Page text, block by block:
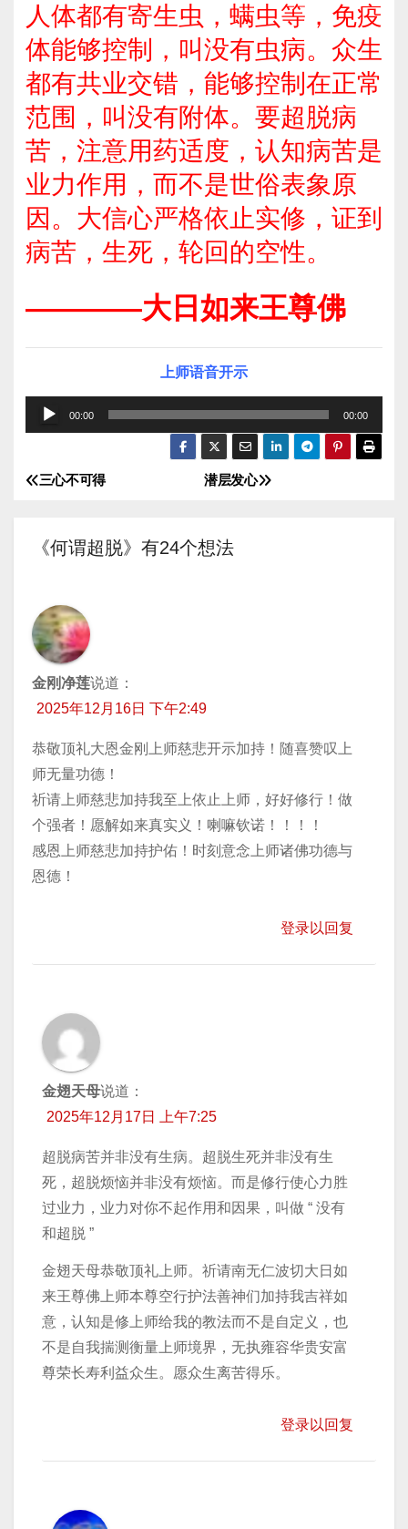
人体都有寄生虫，螨虫等，免疫
体能够控制，叫没有虫病。众生
都有共业交错，能够控制在正常
范围，叫没有附体。要超脱病
苦，注意用药适度，认知病苦是
业力作用，而不是世俗表象原
因。大信心严格依止实修，证到
病苦，生死，轮回的空性。
————大日如来王尊佛
上师语音开示
频
放
00:00 00:00
文
导
航
潜层发心
三心不可得
《何谓超脱》有24个想法
金刚净莲说道：
2025年12月16日 下午2:49
恭敬顶礼大恩金刚上师慈悲开示加持！随喜赞叹上
师无量功德！
祈请上师慈悲加持我至上依止上师，好好修行！做
个强者！愿解如来真实义！喇嘛钦诺！！！！
感恩上师慈悲加持护佑！时刻意念上师诸佛功德与
恩德！
登录以回复
金翅天母说道：
2025年12月17日 上午7:25
超脱病苦并非没有生病。超脱生死并非没有生
死，超脱烦恼并非没有烦恼。而是修行使心力胜
过业力，业力对你不起作用和因果，叫做 “ 没有
和超脱 ”
金翅天母恭敬顶礼上师。祈请南无仁波切大日如
来王尊佛上师本尊空行护法善神们加持我吉祥如
意，认知是修上师给我的教法而不是自定义，也
不是自我揣测衡量上师境界，无执雍容华贵安富
尊荣长寿利益众生。愿众生离苦得乐。
登录以回复